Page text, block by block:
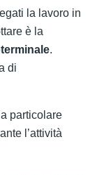
legati la lavoro in
è la
.
di
particolare
l’attività